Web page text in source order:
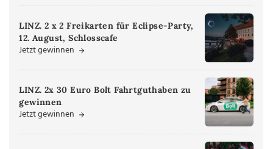
LINZ. 2 x 2 Freikarten für Eclipse-Party,
12. August, Schlosscafe
Jetzt gewinnen
LINZ. 2x 30 Euro Bolt Fahrtguthaben zu
gewinnen
Jetzt gewinnen